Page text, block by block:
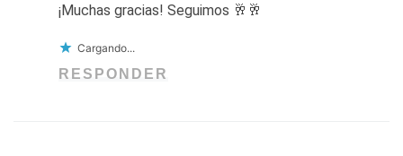
¡Muchas gracias! Seguimos 🥂🥂
Cargando...
RESPONDER